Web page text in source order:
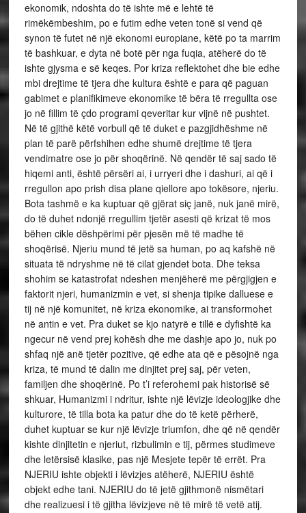
ekonomik, ndoshta do të ishte më e lehtë të
rimëkëmbeshim, po e futim edhe veten tonë si vend që
synon të futet në një ekonomi europiane, këtë po ta marrim
të bashkuar, e dyta në botë për nga fuqia, atëherë do të
ishte gjysma e së keqes. Por kriza reflektohet dhe bie edhe
mbi drejtime të tjera dhe kultura është e para që paguan
gabimet e planifikimeve ekonomike të bëra të rregullta ose
jo në fillim të çdo programi qeveritar kur vijnë në pushtet.
Në të gjithë këtë vorbull që të duket e pazgjidhëshme në
plan të parë përfshihen edhe shumë drejtime të tjera
vendimatre ose jo për shoqërinë. Në qendër të saj sado të
hiqemi anti, është përsëri ai, i urryeri dhe i dashuri, ai që i
rregullon apo prish disa plane qiellore apo tokësore, njeriu.
Bota tashmë e ka kuptuar që gjërat siç janë, nuk janë mirë,
do të duhet ndonjë rregullim tjetër asesti që krizat të mos
bëhen cikle dëshpërimi për pjesën më të madhe të
shoqërisë. Njeriu mund të jetë sa human, po aq kafshë në
situata të ndryshme në të cilat gjendet bota. Dhe teksa
shohim se katastrofat ndeshen menjëherë me përgjigjen e
faktorit njeri, humanizmin e vet, si shenja tipike dalluese e
tij në një komunitet, në kriza ekonomike, ai transformohet
në antin e vet. Pra duket se kjo natyrë e tillë e dyfishtë ka
ngecur në vend prej kohësh dhe me dashje apo jo, nuk po
shfaq një anë tjetër pozitive, që edhe ata që e pësojnë nga
kriza, të mund të dalin me dinjitet prej saj, për veten,
familjen dhe shoqërinë. Po t’i referohemi pak historisë së
shkuar, Humanizmi i ndritur, ishte një lëvizje ideologjike dhe
kulturore, të tilla bota ka patur dhe do të ketë përherë,
duhet kuptuar se kur një lëvizje triumfon, dhe që në qendër
kishte dinjitetin e njeriut, rizbulimin e tij, përmes studimeve
dhe letërsisë klasike, pas një Mesjete tepër të errët. Pra
NJERIU ishte objekti i lëvizjes atëherë, NJERIU është
objekt edhe tani. NJERIU do të jetë gjithmonë nismëtari
dhe realizuesi i të gjitha lëvizjeve në të mirë të vetë atij.